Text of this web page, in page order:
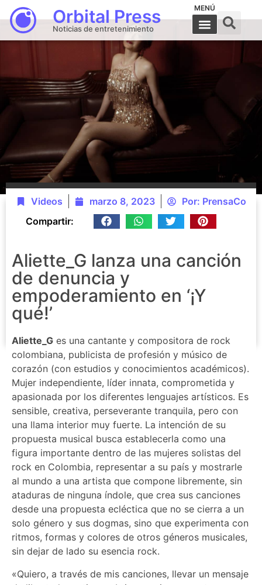
Orbital Press
Noticias de entretenimiento
MENÚ
Videos marzo 8, 2023 Por: PrensaCo
Compartir:
Aliette_G lanza una canción
de denuncia y
empoderamiento en ‘¡Y
qué!’
Aliette_G es una cantante y compositora de rock
colombiana, publicista de profesión y músico de
corazón (con estudios y conocimientos académicos).
Mujer independiente, líder innata, comprometida y
apasionada por los diferentes lenguajes artísticos. Es
sensible, creativa, perseverante tranquila, pero con
una llama interior muy fuerte. La intención de su
propuesta musical busca establecerla como una
figura importante dentro de las mujeres solistas del
rock en Colombia, representar a su país y mostrarle
al mundo a una artista que compone libremente, sin
ataduras de ninguna índole, que crea sus canciones
desde una propuesta ecléctica que no se cierra a un
solo género y sus dogmas, sino que experimenta con
ritmos, formas y colores de otros géneros musicales,
sin dejar de lado su esencia rock.
«Quiero, a través de mis canciones, llevar un mensaje